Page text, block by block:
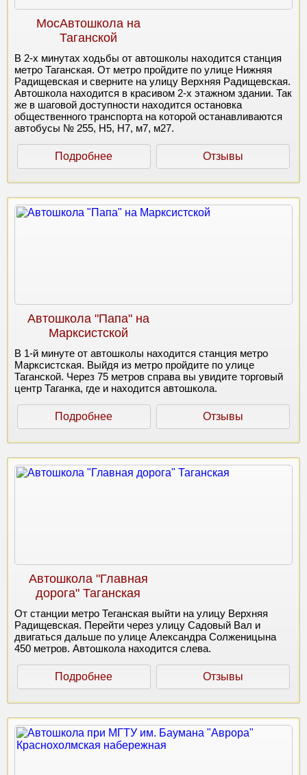
МосАвтошкола на
Таганской
В 2-х минутах ходьбы от автошколы находится станция
метро Таганская. От метро пройдите по улице Нижняя
Радищевская и сверните на улицу Верхняя Радищевская.
Автошкола находится в красивом 2-х этажном здании. Так
же в шаговой доступности находится остановка
общественного транспорта на которой останавливаются
автобусы № 255, Н5, Н7, м7, м27.
Подробнее Отзывы
Автошкола "Папа" на
Марксистской
В 1-й минуте от автошколы находится станция метро
Марксистская. Выйдя из метро пройдите по улице
Таганской. Через 75 метров справа вы увидите торговый
центр Таганка, где и находится автошкола.
Подробнее Отзывы
Автошкола "Главная
дорога" Таганская
От станции метро Теганская выйти на улицу Верхняя
Радищевская. Перейти через улицу Садовый Вал и
двигаться дальше по улице Александра Солженицына
450 метров. Автошкола находится слева.
Подробнее Отзывы